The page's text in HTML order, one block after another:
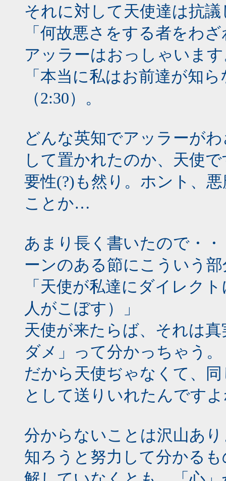
それに対して天使達は抗
「何故悪さをする者をわ
アッラーはおっしゃいま
「本当に私はお前達が知
（2:30）。
どんな英知でアッラーが
して置かれたのか、天使
要性(?)も然り。ホント、
ことか…
あまり長く書いたので・
ーンのある節にこういう
「天使が私達にダイレク
人がこぼす）」
天使が来たらば、それは
ダメ」って分かっちゃう。
だから天使ぢゃなくて、
として送りいれたんです
分からないことは沢山あ
知ろうと努力して分かる